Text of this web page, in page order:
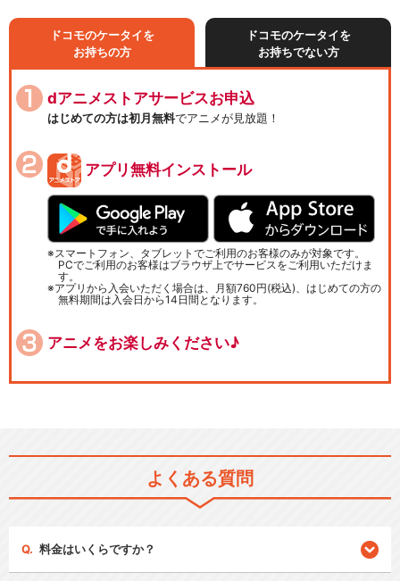
ドコモのケータイを
お持ちの方
ドコモのケータイを
お持ちでない方
dアニメストアサービスお申込
はじめての方は初月無料でアニメが見放題！
アプリ無料インストール
スマートフォン、タブレットでご利用のお客様のみが対象です。
PCでご利用のお客様はブラウザ上でサービスをご利用いただけま
す。
アプリから入会いただく場合は、月額760円(税込)、はじめての方の
無料期間は入会日から14日間となります。
アニメをお楽しみください♪
よくある質問
料金はいくらですか？